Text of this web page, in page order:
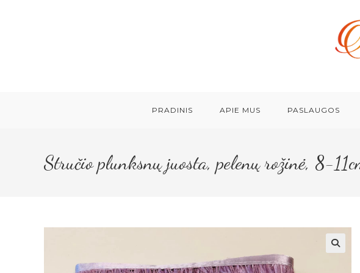
PRADINIS APIE MUS PASLAUGOS
Stručio plunksnų juosta, pelenų rožinė, 8-